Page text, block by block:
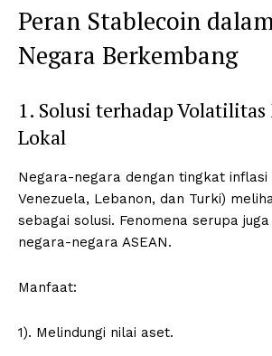
Peran Stablecoin
Negara Berkembang
1. Solusi terhadap Volatilitas
Lokal
Negara-negara dengan tingkat inflasi
Venezuela, Lebanon, dan Turki)
sebagai solusi. Fenomena serupa
negara-negara ASEAN.
Manfaat:
1). Melindungi nilai aset.